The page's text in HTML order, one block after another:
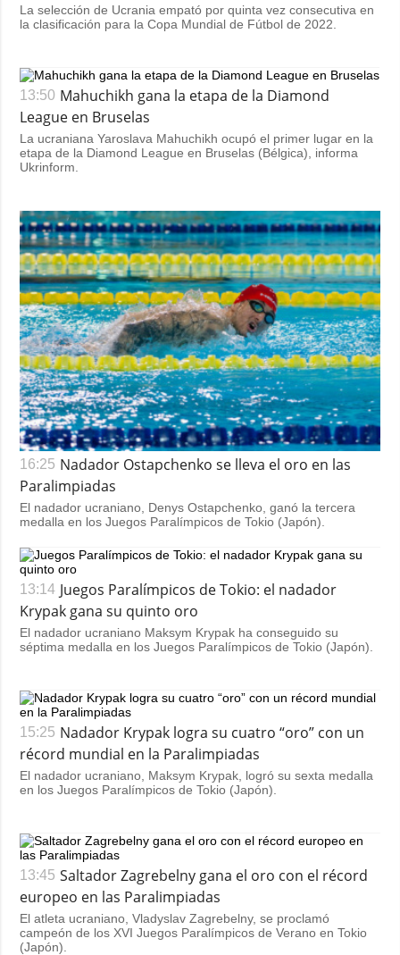
La selección de Ucrania empató por quinta vez consecutiva en
la clasificación para la Copa Mundial de Fútbol de 2022.
13:50 Mahuchikh gana la etapa de la Diamond
League en Bruselas
La ucraniana Yaroslava Mahuchikh ocupó el primer lugar en la
etapa de la Diamond League en Bruselas (Bélgica), informa
Ukrinform.
16:25 Nadador Ostapchenko se lleva el oro en las
Paralimpiadas
El nadador ucraniano, Denys Ostapchenko, ganó la tercera
medalla en los Juegos Paralímpicos de Tokio (Japón).
13:14 Juegos Paralímpicos de Tokio: el nadador
Krypak gana su quinto oro
El nadador ucraniano Maksym Krypak ha conseguido su
séptima medalla en los Juegos Paralímpicos de Tokio (Japón).
15:25 Nadador Krypak logra su cuatro “oro” con un
récord mundial en la Paralimpiadas
El nadador ucraniano, Maksym Krypak, logró su sexta medalla
en los Juegos Paralímpicos de Tokio (Japón).
13:45 Saltador Zagrebelny gana el oro con el récord
europeo en las Paralimpiadas
El atleta ucraniano, Vladyslav Zagrebelny, se proclamó
campeón de los XVI Juegos Paralímpicos de Verano en Tokio
(Japón).